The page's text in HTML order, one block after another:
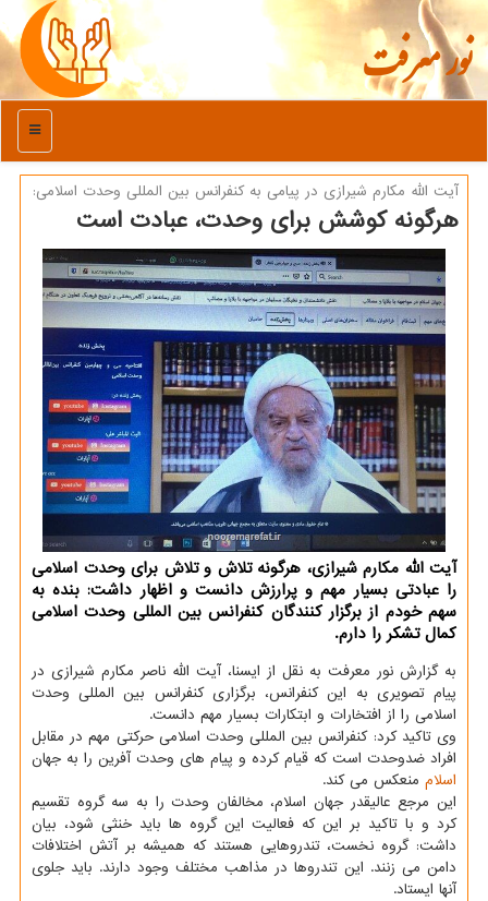
نور معرفت
منو
آیت الله مكارم شیرازی در پیامی به كنفرانس بین المللی وحدت اسلامی:
هرگونه كوشش برای وحدت، عبادت است
آیت الله مكارم شیرازی، هرگونه تلاش و تلاش برای وحدت اسلامی
را عبادتی بسیار مهم و پرارزش دانست و اظهار داشت: بنده به
سهم خودم از برگزار كنندگان كنفرانس بین المللی وحدت اسلامی
كمال تشكر را دارم.
به گزارش نور معرفت به نقل از ایسنا، آیت الله ناصر مکارم شیرازی در
پیام تصویری به این کنفرانس، برگزاری کنفرانس بین المللی وحدت
اسلامی را از افتخارات و ابتکارات بسیار مهم دانست.
وی تاکید کرد: کنفرانس بین المللی وحدت اسلامی حرکتی مهم در مقابل
افراد ضدوحدت است که قیام کرده و پیام های وحدت آفرین را به جهان
اسلام منعکس می کند.
این مرجع عالیقدر جهان اسلام، مخالفان وحدت را به سه گروه تقسیم
کرد و با تاکید بر این که فعالیت این گروه ها باید خنثی شود، بیان
داشت: گروه نخست، تندروهایی هستند که همیشه بر آتش اختلافات
دامن می زنند. این تندروها در مذاهب مختلف وجود دارند. باید جلوی
آنها ایستاد.